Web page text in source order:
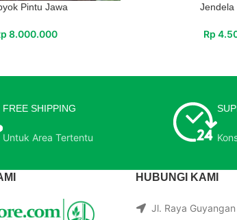
Pintu Jawa
8.000.000
Jendela
Rp
FREE SHIPPING
Untuk Area Tertentu
HUBUNGI KAMI
Jl. Raya